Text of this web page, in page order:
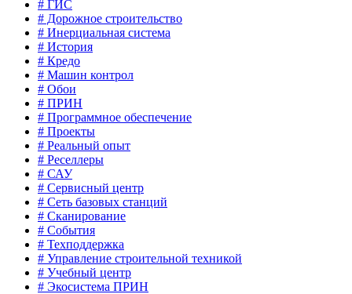
# ГИС
# Дорожное строительство
# Инерциальная система
# История
# Кредо
# Машин контрол
# Обои
# ПРИН
# Программное обеспечение
# Проекты
# Реальный опыт
# Реселлеры
# САУ
# Сервисный центр
# Сеть базовых станций
# Сканирование
# События
# Техподдержка
# Управление строительной техникой
# Учебный центр
# Экосистема ПРИН